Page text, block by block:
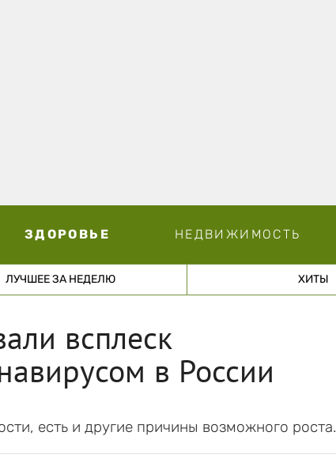
ЗДОРОВЬЕ НЕДВИЖИМОСТЬ
ЛУЧШЕЕ ЗА НЕДЕЛЮ ХИТЫ
всплеск
в России
есть и другие причины возможного роста.